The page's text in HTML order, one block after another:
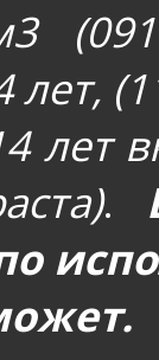
лет,
лет
.